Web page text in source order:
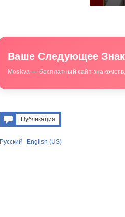
Ваше Следующее
Moskva — бесплатный сайт
Публикация
Русский English (US)